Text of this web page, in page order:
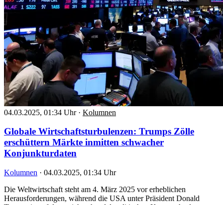
04.03.2025, 01:34 Uhr · Kolumnen
Globale Wirtschaftsturbulenzen: Trumps Zölle
erschüttern Märkte inmitten schwacher
Konjunkturdaten
Kolumnen · 04.03.2025, 01:34 Uhr
Die Weltwirtschaft steht am 4. März 2025 vor erheblichen
Herausforderungen, während die USA unter Präsident Donald